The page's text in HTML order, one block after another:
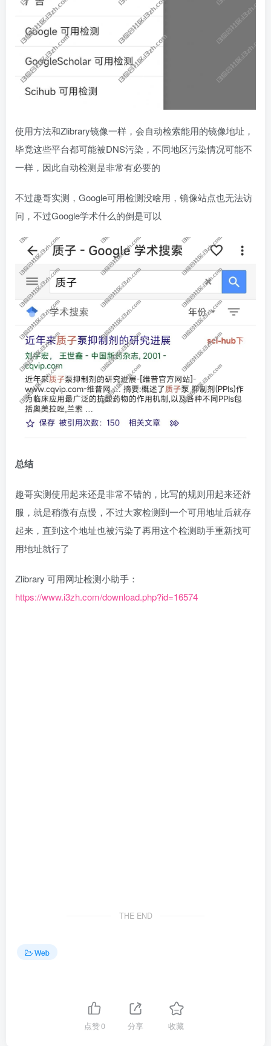
使用方法和Zlibrary镜像一样，会自动检索能用的镜像地址，
毕竟这些平台都可能被DNS污染，不同地区污染情况可能不
一样，因此自动检测是非常有必要的
不过趣哥实测，Google可用检测没啥用，镜像站点也无法访
问，不过Google学术什么的倒是可以
总结
趣哥实测使用起来还是非常不错的，比写的规则用起来还舒
服，就是稍微有点慢，不过大家检测到一个可用地址后就存
起来，直到这个地址也被污染了再用这个检测助手重新找可
用地址就行了
Zlibrary 可用网址检测小助手：
https://www.i3zh.com/download.php?id=16574
THE END
Web
点赞0 分享 收藏